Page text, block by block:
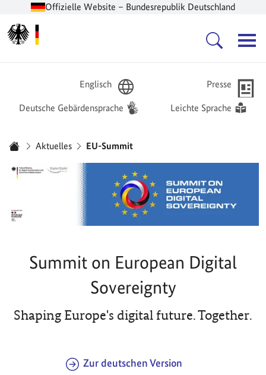
Offizielle Website – Bundesrepublik Deutschland
Englisch Presse
Deutsche Gebärdensprache Leichte Sprache
Aktuelles EU-Summit
Summit on European Digital
Sovereignty
Shaping Europe's digital future. Together.
Zur deutschen Version